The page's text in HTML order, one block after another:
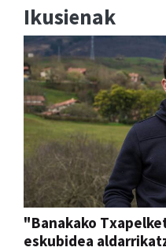
Ikusienak
"Banakako
eskubidea